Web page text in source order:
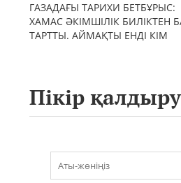
ГАЗАДАҒЫ ТАРИХИ БЕТБҰРЫС:
ХАМАС ӘКІМШІЛІК БИЛІКТЕН
ТАРТТЫ. АЙМАҚТЫ ЕНДІ КІМ
Пікір